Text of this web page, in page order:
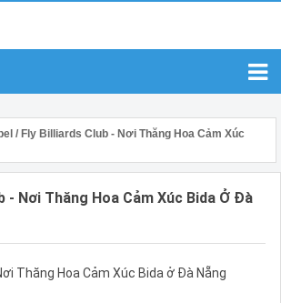
/ Fly Billiards Club - Nơi Thăng Hoa Cảm Xúc
- Nơi Thăng Hoa Cảm Xúc Bida Ở Đà
Thăng Hoa Cảm Xúc Bida ở Đà Nẵng